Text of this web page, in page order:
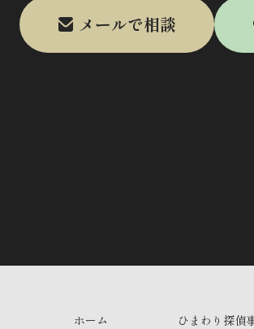
メールで相談
ホーム ひまわり探偵